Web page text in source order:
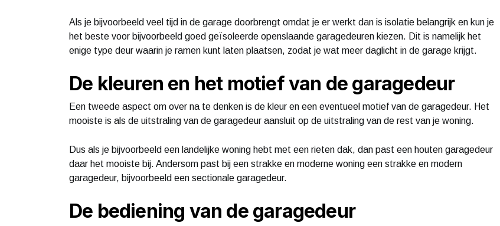
Als je bijvoorbeeld veel tijd in de garage doorbrengt omdat je er werkt dan is isolatie belangrijk en kun je
het beste voor bijvoorbeeld goed geïsoleerde openslaande garagedeuren kiezen. Dit is namelijk het
enige type deur waarin je ramen kunt laten plaatsen, zodat je wat meer daglicht in de garage krijgt.
De kleuren en het motief van de garagedeur
Een tweede aspect om over na te denken is de kleur en een eventueel motief van de garagedeur. Het
mooiste is als de uitstraling van de garagedeur aansluit op de uitstraling van de rest van je woning.
Dus als je bijvoorbeeld een landelijke woning hebt met een rieten dak, dan past een houten garagedeur
daar het mooiste bij. Andersom past bij een strakke en moderne woning een strakke en modern
garagedeur, bijvoorbeeld een sectionale garagedeur.
De bediening van de garagedeur